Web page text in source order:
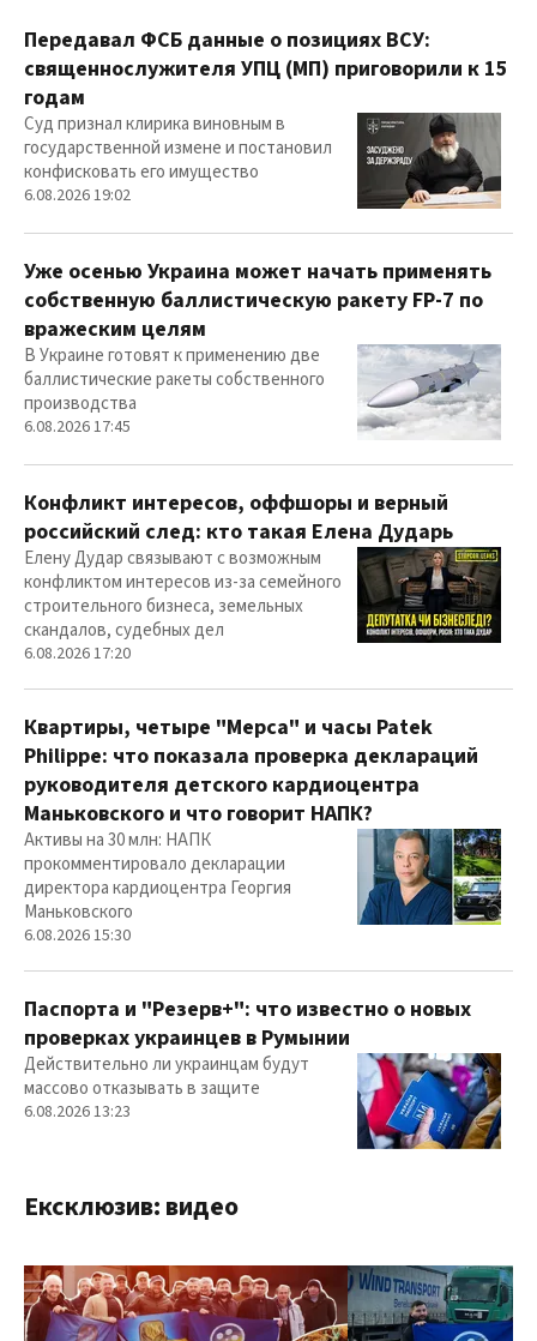
Передавал ФСБ данные о позициях ВСУ:
священнослужителя УПЦ (МП) приговорили к 15
годам
Суд признал клирика виновным в
государственной измене и постановил
конфисковать его имущество
6.08.2026 19:02
Уже осенью Украина может начать применять
собственную баллистическую ракету FP-7 по
вражеским целям
В Украине готовят к применению две
баллистические ракеты собственного
производства
6.08.2026 17:45
Конфликт интересов, оффшоры и верный
российский след: кто такая Елена Дударь
Елену Дудар связывают с возможным
конфликтом интересов из-за семейного
строительного бизнеса, земельных
скандалов, судебных дел
6.08.2026 17:20
Квартиры, четыре "Мерса" и часы Patek
Philippe: что показала проверка деклараций
руководителя детского кардиоцентра
Маньковского и что говорит НАПК?
Активы на 30 млн: НАПК
прокомментировало декларации
директора кардиоцентра Георгия
Маньковского
6.08.2026 15:30
Паспорта и "Резерв+": что известно о новых
проверках украинцев в Румынии
Действительно ли украинцам будут
массово отказывать в защите
6.08.2026 13:23
Ексклюзив: видео